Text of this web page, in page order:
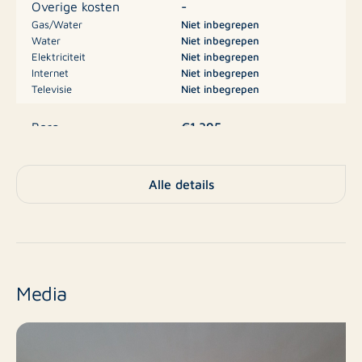
Bijzonderheden:
Op loopafstand van centrum en treinstation
Financieel:
Borg: € 1395,00
Overige kosten
Gas/Water
Water
Elektriciteit
Internet
Televisie
-
Niet inbegrepen
Niet inbegrepen
Niet inbegrepen
Niet inbegrepen
Niet inbegrepen
Borg €1.395
Nieuwbouw
Alle details
Media